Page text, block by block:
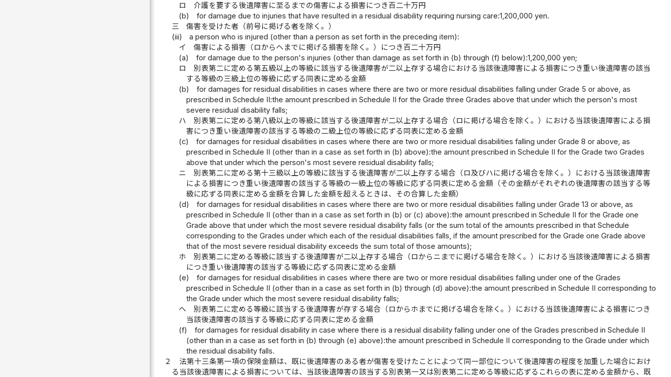
ロ
介護を要する後遺障害に至るまでの傷害による損害につき百二十万円
(b)
for damage due to injuries that have resulted in a residual disability requiring nursing care:1,200,000 yen.
三
傷害を受けた者（前号に掲げる者を除く。）
(iii)
a person who is injured (other than a person as set forth in the preceding item):
イ
傷害による損害（ロからヘまでに掲げる損害を除く。）につき百二十万円
(a)
for damage due to the person's injuries (other than damage as set forth in (b) through (f) below):1,200,000 yen;
ロ
別表第二に定める第五級以上の等級に該当する後遺障害が二以上存する場合における当該後遺障害による損害につき重い後遺障害の該当
する等級の三級上位の等級に応ずる同表に定める金額
(b)
for damages for residual disabilities in cases where there are two or more residual disabilities falling under Grade 5 or above, as
prescribed in Schedule II:the amount prescribed in Schedule II for the Grade three Grades above that under which the person's most
severe residual disability falls;
ハ
別表第二に定める第八級以上の等級に該当する後遺障害が二以上存する場合（ロに掲げる場合を除く。）における当該後遺障害による損
害につき重い後遺障害の該当する等級の二級上位の等級に応ずる同表に定める金額
(c)
for damages for residual disabilities in cases where there are two or more residual disabilities falling under Grade 8 or above, as
prescribed in Schedule II (other than in a case as set forth in (b) above):the amount prescribed in Schedule II for the Grade two Grades
above that under which the person's most severe residual disability falls;
ニ
別表第二に定める第十三級以上の等級に該当する後遺障害が二以上存する場合（ロ及びハに掲げる場合を除く。）における当該後遺障害
による損害につき重い後遺障害の該当する等級の一級上位の等級に応ずる同表に定める金額（その金額がそれぞれの後遺障害の該当する等
級に応ずる同表に定める金額を合算した金額を超えるときは、その合算した金額）
(d)
for damages for residual disabilities in cases where there are two or more residual disabilities falling under Grade 13 or above, as
prescribed in Schedule II (other than in a case as set forth in (b) or (c) above):the amount prescribed in Schedule II for the Grade one
Grade above that under which the most severe residual disability falls (or the sum total of the amounts prescribed in that Schedule
corresponding to the Grades under which each of the residual disabilities falls, if the amount prescribed for the Grade one Grade above
that of the most severe residual disability exceeds the sum total of those amounts);
ホ
別表第二に定める等級に該当する後遺障害が二以上存する場合（ロからニまでに掲げる場合を除く。）における当該後遺障害による損害
につき重い後遺障害の該当する等級に応ずる同表に定める金額
(e)
for damages for residual disabilities in cases where there are two or more residual disabilities falling under one of the Grades
prescribed in Schedule II (other than in a case as set forth in (b) through (d) above):the amount prescribed in Schedule II corresponding to
the Grade under which the most severe residual disability falls;
ヘ
別表第二に定める等級に該当する後遺障害が存する場合（ロからホまでに掲げる場合を除く。）における当該後遺障害による損害につき
当該後遺障害の該当する等級に応ずる同表に定める金額
(f)
for damages for residual disability in case where there is a residual disability falling under one of the Grades prescribed in Schedule II
(other than in a case as set forth in (b) through (e) above):the amount prescribed in Schedule II corresponding to the Grade under which
the residual disability falls.
２
法第十三条第一項の保険金額は、既に後遺障害のある者が傷害を受けたことによつて同一部位について後遺障害の程度を加重した場合におけ
る当該後遺障害による損害については、当該後遺障害の該当する別表第一又は別表第二に定める等級に応ずるこれらの表に定める金額から、既